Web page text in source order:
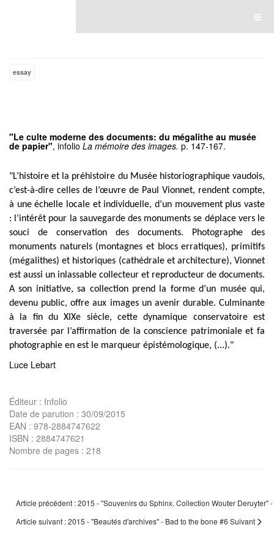
essay
"Le culte moderne des documents: du mégalithe au musée
de papier", infolio La mémoire des images. p. 147-167.
"L’histoire et la préhistoire du Musée historiographique vaudois,
c’est-à-dire celles de l’œuvre de Paul Vionnet, rendent compte,
à une échelle locale et individuelle, d’un mouvement plus vaste
: l’intérêt pour la sauvegarde des monuments se déplace vers le
souci de conservation des documents. Photographe des
monuments naturels (montagnes et blocs erratiques), primitifs
(mégalithes) et historiques (cathédrale et architecture), Vionnet
est aussi un inlassable collecteur et reproducteur de documents.
A son initiative, sa collection prend la forme d’un musée qui,
devenu public, offre aux images un avenir durable. Culminante
à la fin du XIXe siècle, cette dynamique conservatoire est
traversée par l’affirmation de la conscience patrimoniale et fa
photographie en est le marqueur épistémologique, (...)."
Luce Lebart
Éditeur : Infolio
Date de parution : 30/09/2015
EAN : 978-2884747622
ISBN : 2884747621
Nombre de pages : 218
Article précédent : 2015 - "Souvenirs du Sphinx. Collection Wouter Deruyter"
Article suivant : 2015 - "Beautés d'archives" - Bad to the bone #6 Suivant